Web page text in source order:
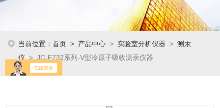
当前位置：首页 > 产品中心 > 实验室分析仪器 >测汞
仪 > JC-F732系列-V型冷原子吸收测汞仪器